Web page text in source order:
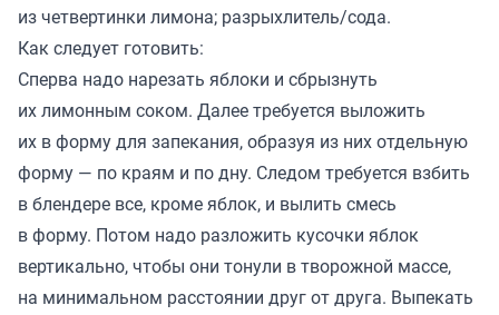
из четвертинки лимона; разрыхлитель/сода.
Как следует готовить:
Сперва надо нарезать яблоки и сбрызнуть
их лимонным соком. Далее требуется выложить
их в форму для запекания, образуя из них отдельную
форму — по краям и по дну. Следом требуется взбить
в блендере все, кроме яблок, и вылить смесь
в форму. Потом надо разложить кусочки яблок
вертикально, чтобы они тонули в творожной массе,
на минимальном расстоянии друг от друга. Выпекать